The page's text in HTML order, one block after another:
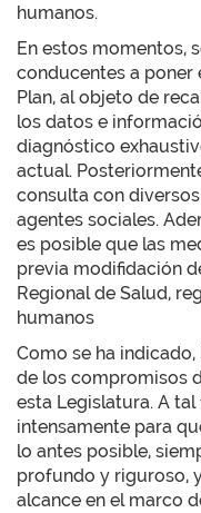
humanos.
En estos momentos,
conducentes a poner
Plan, al objeto de
los datos e
diagnóstico
actual.
consulta con
agentes sociales.
es posible que las
previa modifidación
Regional de Salud,
humanos
Como se ha
de los compromisos
esta Legislatura. A
intensamente para
lo antes posible,
profundo y riguroso,
alcance en el marco